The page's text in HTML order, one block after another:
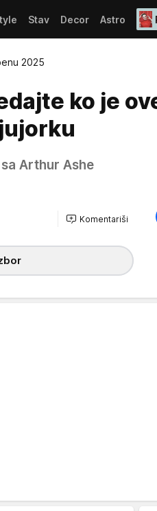
Stav Decor Astro
2025
ko je
Arthur Ashe
Komentariši